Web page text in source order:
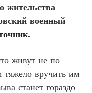
жительства
военный
.
живут не по
тяжело вручить им
станет гораздо